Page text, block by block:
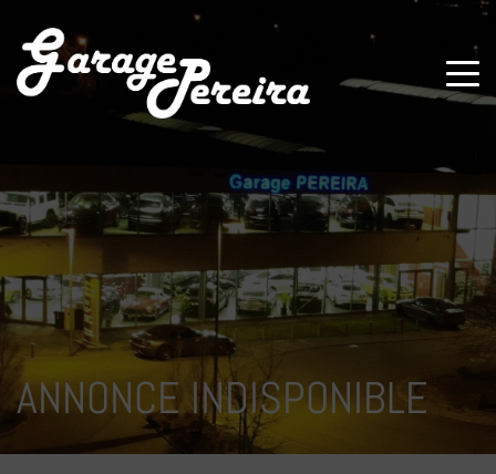
ANNONCE INDISPONIBLE
Paramètres avancés des cookies